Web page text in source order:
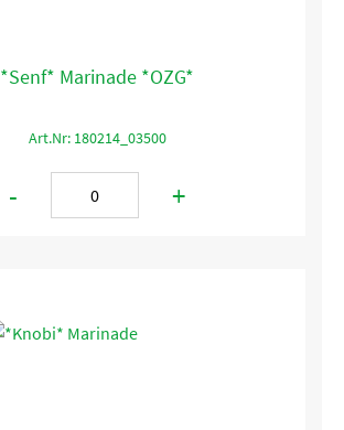
*Senf* Marinade *OZG*
Art.Nr: 180214_03500
- +